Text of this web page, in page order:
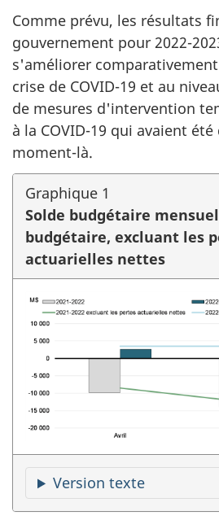
Comme prévu, les résultats
gouvernement pour 2022-
s'améliorer
crise de COVID-19 et au
de mesures d'intervention
à la COVID-19 qui avaient
moment-là.
Graphique 1
Solde budgétaire
budgétaire, excluant les
actuarielles nettes
Version texte